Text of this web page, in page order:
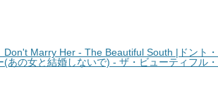
Don't Marry Her - The Beautiful South |ドント・
(あの女と結婚しないで) - ザ・ビューティフル・